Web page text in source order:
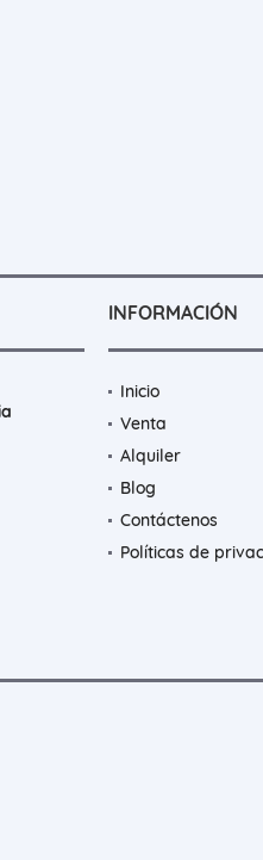
INFORMACIÓN
Inicio
Venta
Alquiler
Blog
Contáctenos
Políticas de